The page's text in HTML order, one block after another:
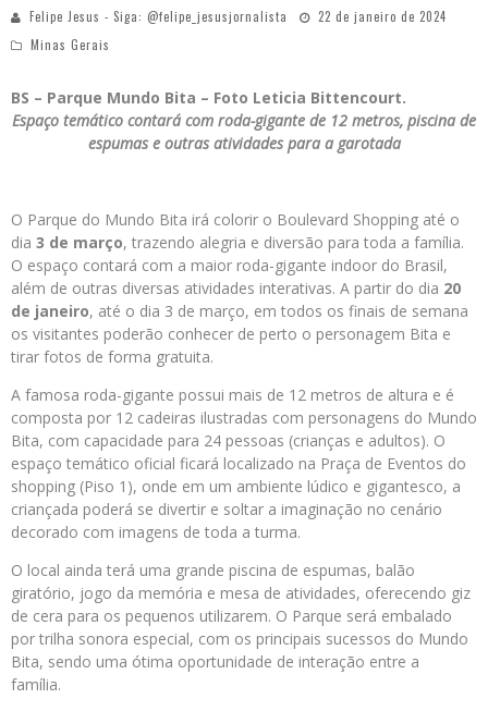
Felipe Jesus - Siga: @felipe_jesusjornalista
22 de janeiro de 2024
Minas Gerais
BS – Parque Mundo Bita – Foto Leticia Bittencourt.
Espaço temático contará com roda-gigante de 12 metros, piscina de
espumas e outras atividades para a garotada
O Parque do Mundo Bita irá colorir o Boulevard Shopping até o
dia 3 de março, trazendo alegria e diversão para toda a família.
O espaço contará com a maior roda-gigante indoor do Brasil,
além de outras diversas atividades interativas. A partir do dia 20
de janeiro, até o dia 3 de março, em todos os finais de semana
os visitantes poderão conhecer de perto o personagem Bita e
tirar fotos de forma gratuita.
A famosa roda-gigante possui mais de 12 metros de altura e é
composta por 12 cadeiras ilustradas com personagens do Mundo
Bita, com capacidade para 24 pessoas (crianças e adultos). O
espaço temático oficial ficará localizado na Praça de Eventos do
shopping (Piso 1), onde em um ambiente lúdico e gigantesco, a
criançada poderá se divertir e soltar a imaginação no cenário
decorado com imagens de toda a turma.
O local ainda terá uma grande piscina de espumas, balão
giratório, jogo da memória e mesa de atividades, oferecendo giz
de cera para os pequenos utilizarem. O Parque será embalado
por trilha sonora especial, com os principais sucessos do Mundo
Bita, sendo uma ótima oportunidade de interação entre a
família.